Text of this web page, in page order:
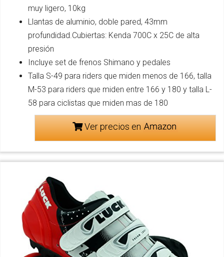
muy ligero, 10kg
Llantas de aluminio, doble pared, 43mm
profundidad.Cubiertas: Kenda 700C x 25C de alta
presión
Incluye set de frenos Shimano y pedales
Talla S-49 para riders que miden menos de 166, talla
M-53 para riders que miden entre 166 y 180 y talla L-
58 para ciclistas que miden mas de 180
Ver precios en